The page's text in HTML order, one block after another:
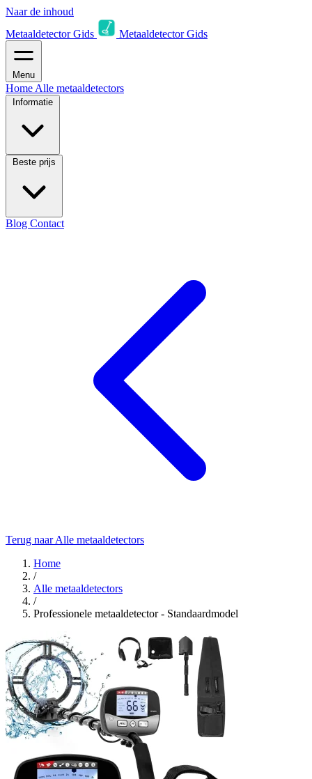
Naar de inhoud
Metaaldetector Gids
Metaaldetector Gids
Menu
Home Alle metaaldetectors
Informatie
Beste prijs
Blog Contact
Terug naar Alle metaaldetectors
Home
/
Alle metaaldetectors
/
Professionele metaaldetector - Standaardmodel